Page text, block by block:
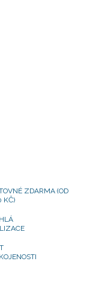
ZDARMA (OD
KČ)